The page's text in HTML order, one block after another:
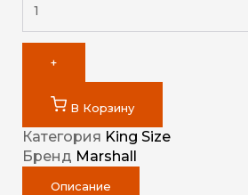
+
В Корзину
Категория King Size
Бренд Marshall
Описание